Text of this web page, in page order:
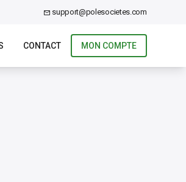
support@polesocietes.com
CONTACT MON COMPTE